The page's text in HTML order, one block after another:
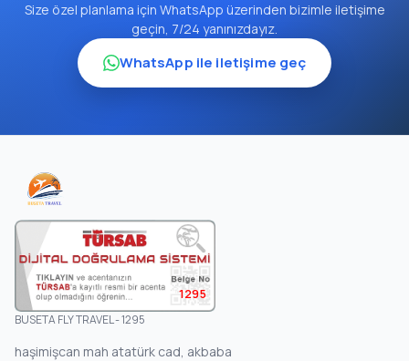
Size özel planlama için WhatsApp üzerinden bizimle iletişime
geçin, 7/24 yanınızdayız.
WhatsApp ile iletişime geç
1295
BUSETA FLY TRAVEL - 1295
haşimişcan mah atatürk cad, akbaba